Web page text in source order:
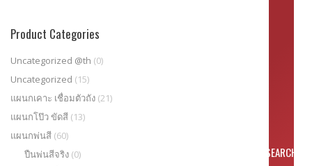
Product Categories
Uncategorized @th (0)
Uncategorized (15)
แผนกเคาะ เชื่อมตัวถัง (21)
แผนกโป๊ว ขัดสี (13)
แผนกพ่นสี (60)
ปืนพ่นสีจริง (0)